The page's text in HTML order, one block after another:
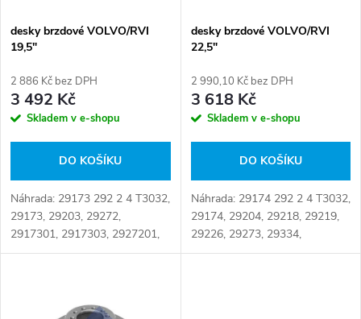
p
r
o
u
k
s
p
r
o
d
u
k
desky brzdové VOLVO/RVI
19,5"
2 886 Kč bez DPH
3 492 Kč
Skladem v e-shopu
DO KOŠÍKU
Náhrada: 29173 292 2 4 T3032,
29173, 29203, 29272,
2917301, 2917303, 2927201,
20526569, 20560414,
21496551, EKBP.173, JCP013,
desky brzdové VOLVO/RVI
22,5"
2 990,10 Kč bez DPH
3 618 Kč
Skladem v e-shopu
DO KOŠÍKU
Náhrada: 29174 292 2 4 T3032,
29174, 29204, 29218, 29219,
29226, 29273, 29334,
2917401, 2917402, 2917403,